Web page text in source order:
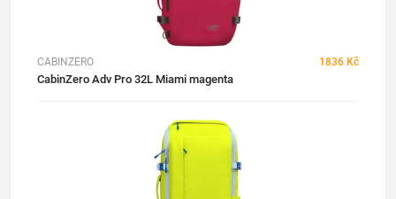
CABINZERO 1836 Kč
CabinZero Adv Pro 32L Miami magenta